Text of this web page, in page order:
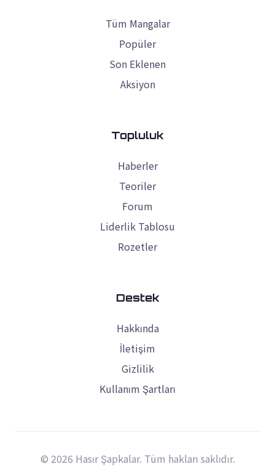
Tüm Mangalar
Popüler
Son Eklenen
Aksiyon
Topluluk
Haberler
Teoriler
Forum
Liderlik Tablosu
Rozetler
Destek
Hakkında
İletişim
Gizlilik
Kullanım Şartları
© 2026 Hasır Şapkalar. Tüm hakları saklıdır.